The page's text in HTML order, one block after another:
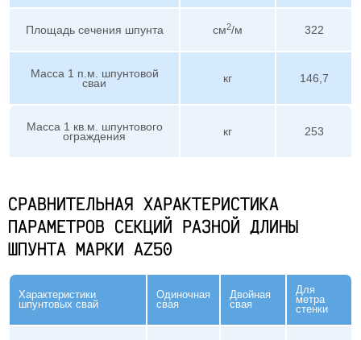
Площадь сечения шпунта см2/м 322
Масса 1 п.м. шпунтовой
сваи кг 146,7
Масса 1 кв.м. шпунтового
ограждения кг 253
СРАВНИТЕЛЬНАЯ ХАРАКТЕРИСТИКА
ПАРАМЕТРОВ СЕКЦИЙ РАЗНОЙ ДЛИНЫ
ШПУНТА МАРКИ AZ50
Характеристики
шпунтовых свай
Одиночная
свая
Двойная
свая
Для
метра
стенки